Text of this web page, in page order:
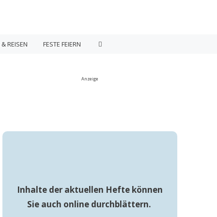
REISEN FESTE FEIERN
Anzeige
Inhalte der aktuellen Hefte können
Sie auch online durchblättern.